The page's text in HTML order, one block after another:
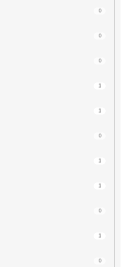
0
0
0
1
1
0
1
1
0
1
0